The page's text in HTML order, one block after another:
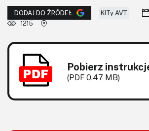
KITy AVT
DODAJ DO ŹRÓDEŁ KITy AVT
1215
Pobierz
(PDF 0.47 MB)